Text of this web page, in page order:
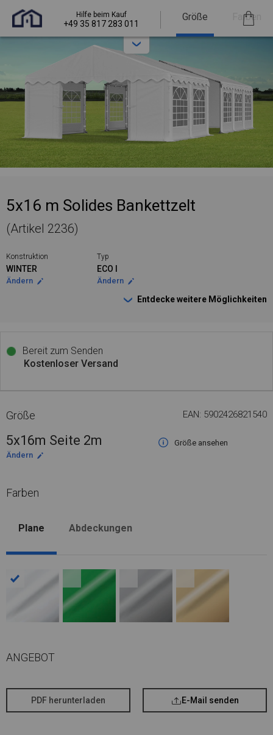
Hilfe beim Kauf
+49 35 817 283 011
Größe Farben
5x16 m Solides Bankettzelt
(Artikel 2236)
Konstruktion
WINTER
Ändern
Typ
ECO I
Ändern
Entdecke weitere Möglichkeiten
Bereit zum Senden
Kostenloser Versand
Größe EAN: 5902426821540
5x16m Seite 2m
Größe ansehen
Ändern
Farben
Plane Abdeckungen
ANGEBOT
PDF herunterladen E-Mail senden